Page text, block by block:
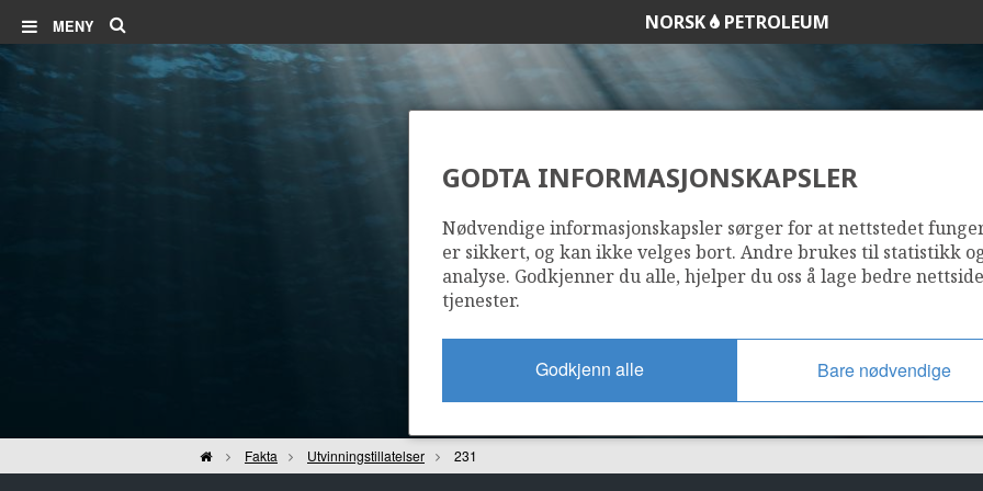
MENY NORSK PETROLEUM
231
Hjem Fakta Utvinningstillatelser 231
GODTA INFORMASJONSKAPSLER
Nødvendige informasjonskapsler sørger for at nettstedet
er sikkert, og kan ikke velges bort. Andre brukes til statistikk
analyse. Godkjenner du alle, hjelper du oss å lage bedre
tjenester.
Godkjenn alle Bare nødvendige